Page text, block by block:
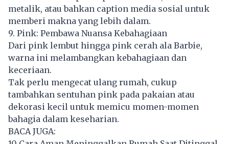
metalik, atau bahkan caption media sosial untuk
memberi makna yang lebih dalam.
9. Pink: Pembawa Nuansa Kebahagiaan
Dari pink lembut hingga pink cerah ala Barbie,
warna ini melambangkan kebahagiaan dan
keceriaan.
Tak perlu mengecat ulang rumah, cukup
tambahkan sentuhan pink pada pakaian atau
dekorasi kecil untuk memicu momen-momen
bahagia dalam keseharian.
BACA JUGA: